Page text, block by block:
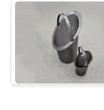
PRIVACY
POLICY